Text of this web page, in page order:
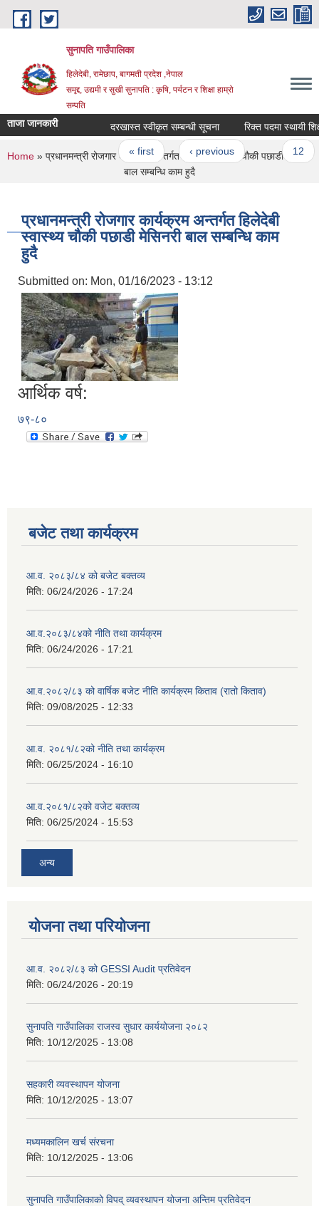
Skip to main content
सुनापति गाउँपालिका
हिलेदेबी, रामेछाप, बागमती प्रदेश ,नेपाल
समृद्द, उद्यमी र सुखी सुनापति : कृषि, पर्यटन र शिक्षा हाम्रो
सम्पति
ताजा जानकारी दरखास्त स्वीकृत सम्बन्धी सूचना रिक्त पदमा स्थायी
Pages
« first ‹ previous … 12
You are here
Home » प्रधानमन्त्री रोजगार कार्यक्रम अन्तर्गत हिलेदेबी स्वास्थ्य चौकी पछाडी मेसिनरी
बाल सम्बन्धि काम हुदै
प्रधानमन्त्री रोजगार कार्यक्रम अन्तर्गत हिलेदेबी
स्वास्थ्य चौकी पछाडी मेसिनरी बाल सम्बन्धि काम
हुदै
Submitted on: Mon, 01/16/2023 - 13:12
आर्थिक वर्ष:
७९-८०
बजेट तथा कार्यक्रम
आ.व. २०८३/८४ को बजेट बक्तव्य
मिति: 06/24/2026 - 17:24
आ.व.२०८३/८४को नीति तथा कार्यक्रम
मिति: 06/24/2026 - 17:21
आ.व.२०८२/८३ को वार्षिक बजेट नीति कार्यक्रम किताव (रातो किताव)
मिति: 09/08/2025 - 12:33
आ.व. २०८१/८२को नीति तथा कार्यक्रम
मिति: 06/25/2024 - 16:10
आ.व.२०८१/८२को वजेट बक्तव्य
मिति: 06/25/2024 - 15:53
अन्य
योजना तथा परियोजना
आ.व. २०८२/८३ को GESSI Audit प्रतिवेदन
मिति: 06/24/2026 - 20:19
सुनापति गाउँपालिका राजस्व सुधार कार्ययोजना २०८२
मिति: 10/12/2025 - 13:08
सहकारी व्यवस्थापन योजना
मिति: 10/12/2025 - 13:07
मध्यमकालिन खर्च संरचना
मिति: 10/12/2025 - 13:06
सुनापति गाउँपालिकाको विपद् व्यवस्थापन योजना अन्तिम प्रतिवेदन